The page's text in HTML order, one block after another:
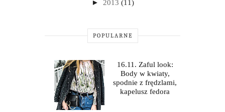
► 2013 (11)
POPULARNE
16.11. Zaful look:
Body w kwiaty,
spodnie z frędzlami,
kapelusz fedora